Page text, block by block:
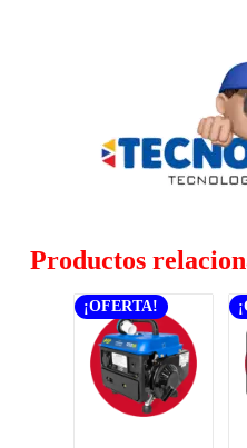
Productos
¡OFERTA!